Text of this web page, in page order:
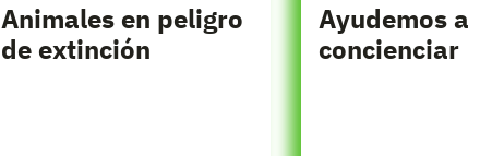
Animales en peligro
de extinción
Ayudemos a
concienciar